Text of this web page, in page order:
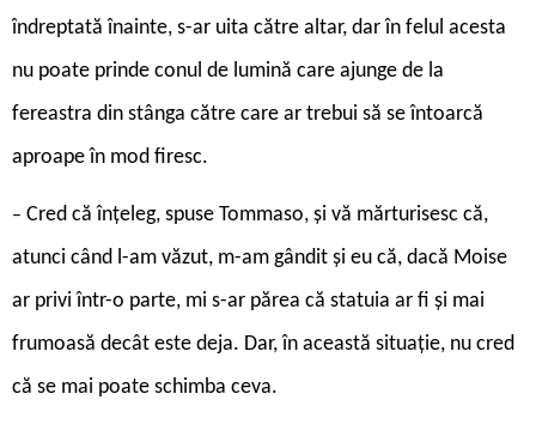
îndreptată înainte, s-ar uita către altar, dar în felul acesta
nu poate prinde conul de lumină care ajunge de la
fereastra din stânga către care ar trebui să se întoarcă
aproape în mod firesc.
– Cred că înțeleg, spuse Tommaso, și vă mărturisesc că,
atunci când l-am văzut, m-am gândit și eu că, dacă Moise
ar privi într-o parte, mi s-ar părea că statuia ar fi și mai
frumoasă decât este deja. Dar, în această situație, nu cred
că se mai poate schimba ceva.